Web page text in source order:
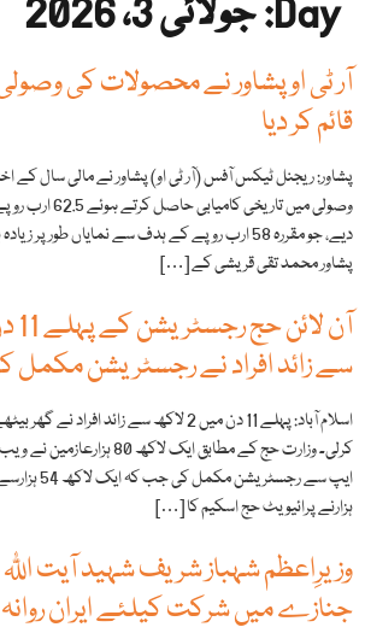
Day: جولائی 3، 2026
آر ٹی او پشاور نے محصولات کی
قائم کر دیا
پشاور: ریجنل ٹیکس آفس (آر ٹی او) پشاور نے مالی سال کے
وصولی میں تاریخی
دیے، جو مقررہ 58 ارب روپے کے ہدف سے نمایاں طور
پشاور محمد تقی قریشی کے […]
سے زائد افراد نے رجسٹریشن مکمل
اسلام آباد: پہلے 11 دن میں 2 لاکھ سے زائد
ہزارنے پرائیویٹ حج اسکیم کا […]
وزیرِاعظم شہباز شریف شہید آیت
جنازے میں شرکت کیلئے ایران روانہ